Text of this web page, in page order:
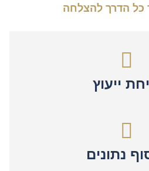
כל הדרך להצלחה
ייעוץ
נתונים